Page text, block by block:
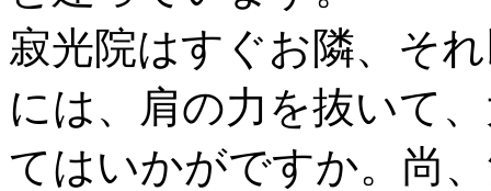
寂光院はすぐお隣、そ
には、肩の力を抜いて
てはいかがですか。尚